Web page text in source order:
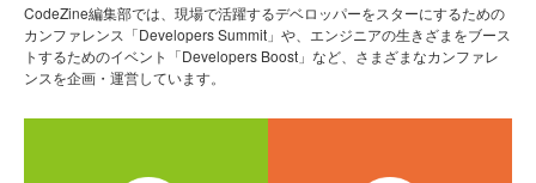
CodeZine編集部では、現場で活躍するデベロッパーをスターにするための
カンファレンス「Developers Summit」や、エンジニアの生きざまをブース
トするためのイベント「Developers Boost」など、さまざまなカンファレ
ンスを企画・運営しています。